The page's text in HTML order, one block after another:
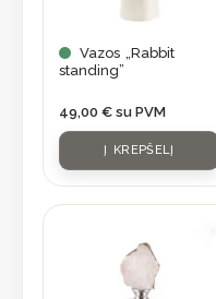
Vazos „Rabbit
standing”
49,00 € su PVM
Į KREPŠELĮ